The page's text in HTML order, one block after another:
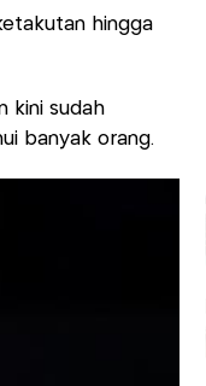
hingga
kini sudah
banyak orang.